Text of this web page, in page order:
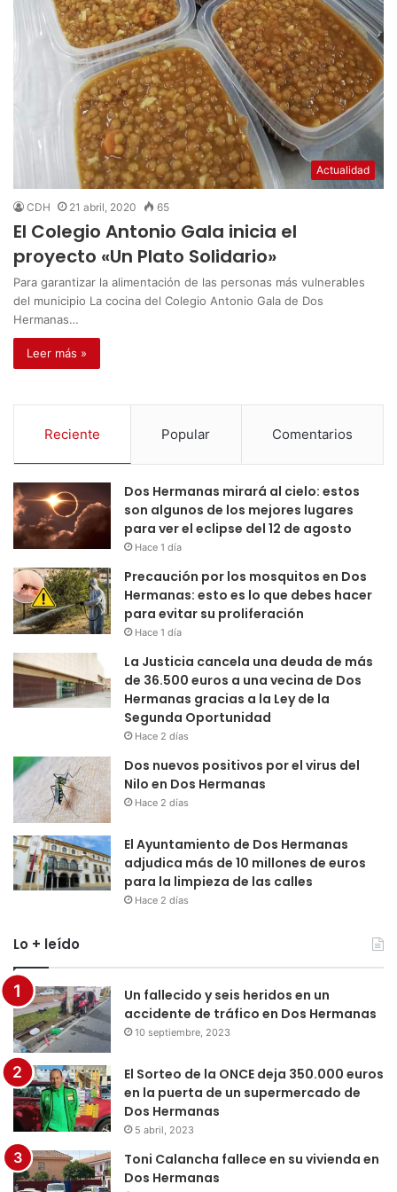
Actualidad
CDH 21 abril, 2020 65
El Colegio Antonio Gala inicia el
proyecto «Un Plato Solidario»
Para garantizar la alimentación de las personas más vulnerables
del municipio La cocina del Colegio Antonio Gala de Dos
Hermanas…
Leer más »
Reciente Popular Comentarios
Dos Hermanas mirará al cielo: estos
son algunos de los mejores lugares
para ver el eclipse del 12 de agosto
Hace 1 día
Precaución por los mosquitos en Dos
Hermanas: esto es lo que debes hacer
para evitar su proliferación
Hace 1 día
La Justicia cancela una deuda de más
de 36.500 euros a una vecina de Dos
Hermanas gracias a la Ley de la
Segunda Oportunidad
Hace 2 días
Dos nuevos positivos por el virus del
Nilo en Dos Hermanas
Hace 2 días
El Ayuntamiento de Dos Hermanas
adjudica más de 10 millones de euros
para la limpieza de las calles
Hace 2 días
Lo + leído
Un fallecido y seis heridos en un
accidente de tráfico en Dos Hermanas
10 septiembre, 2023
El Sorteo de la ONCE deja 350.000 euros
en la puerta de un supermercado de
Dos Hermanas
5 abril, 2023
Toni Calancha fallece en su vivienda en
Dos Hermanas